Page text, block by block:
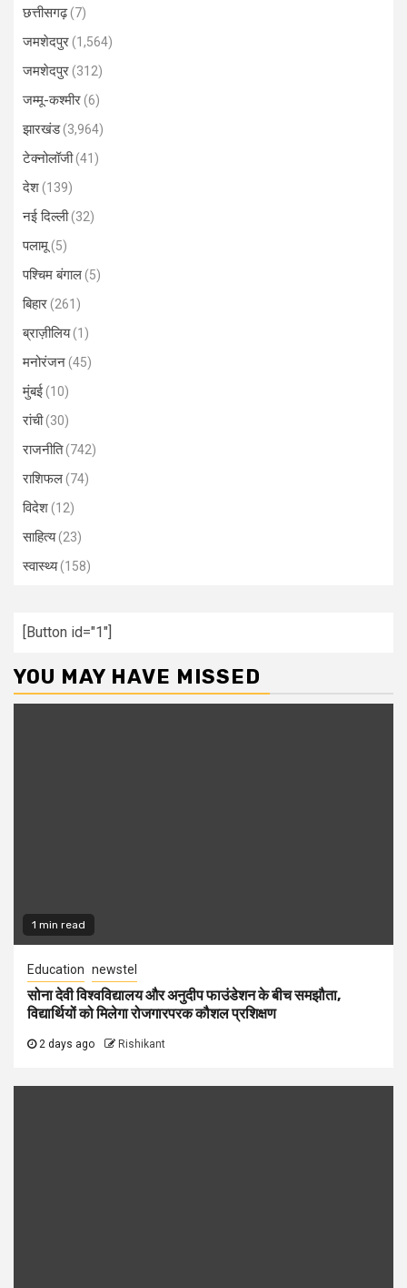
छत्तीसगढ़(7)
जमशेदपुर(1,564)
जमशेदपुर(312)
जम्मू-कश्मीर(6)
झारखंड(3,964)
टेक्नोलॉजी(41)
देश(139)
नई दिल्ली(32)
पलामू(5)
पश्चिम बंगाल(5)
बिहार(261)
ब्राज़ीलिय(1)
मनोरंजन(45)
मुंबई(10)
रांची(30)
राजनीति(742)
राशिफल(74)
विदेश(12)
साहित्य(23)
स्वास्थ्य(158)
[Button id="1"]
YOU MAY HAVE MISSED
1 min read
Education newstel
सोना देवी विश्वविद्यालय और अनुदीप फाउंडेशन के बीच समझौता,
विद्यार्थियों को मिलेगा रोजगारपरक कौशल प्रशिक्षण
2 days ago Rishikant